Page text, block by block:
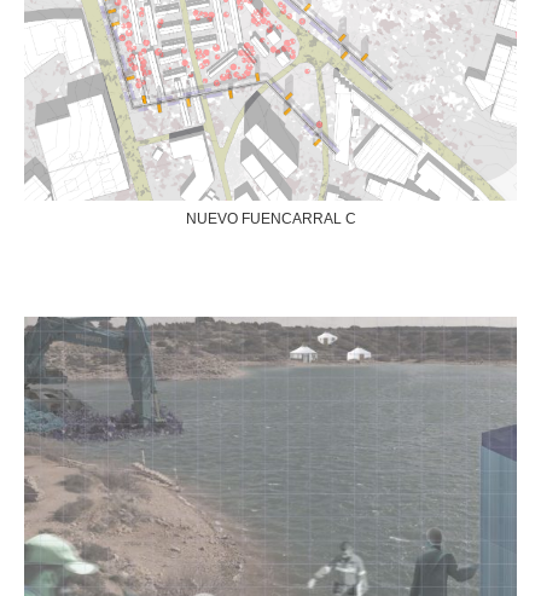
NUEVO FUENCARRAL C